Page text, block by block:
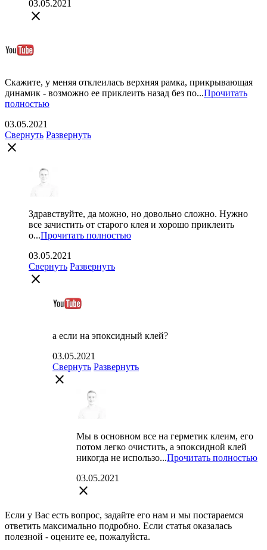
03.05.2021
close
Скажите, у меняя отклеилась верхняя рамка, прикрывающая
динамик - возможно ее приклеить назад без по...Прочитать
полностью
03.05.2021
Свернуть Развернуть
close
Здравствуйте, да можно, но довольно сложно. Нужно
все зачистить от старого клея и хорошо приклеить
о...Прочитать полностью
03.05.2021
Свернуть Развернуть
close
а если на эпоксидный клей?
03.05.2021
Свернуть Развернуть
close
Мы в основном все на герметик клеим, его
потом легко очистить, а эпоксидной клей
никогда не использо...Прочитать полностью
03.05.2021
close
Если у Вас есть вопрос, задайте его нам и мы постараемся
ответить максимально подробно. Если статья оказалась
полезной - оцените ее, пожалуйста.